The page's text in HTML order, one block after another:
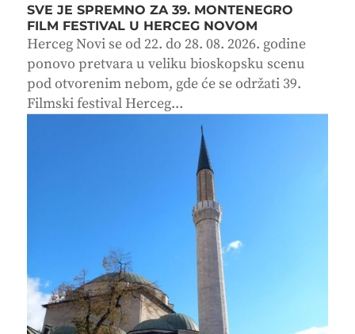
SVE JE SPREMNO ZA 39. MONTENEGRO
FILM FESTIVAL U HERCEG NOVOM
Herceg Novi se od 22. do 28. 08. 2026. godine
ponovo pretvara u veliku bioskopsku scenu
pod otvorenim nebom, gde će se održati 39.
Filmski festival Herceg...